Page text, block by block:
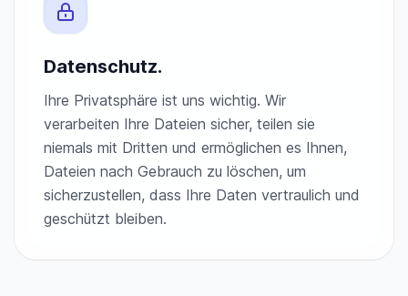
Datenschutz.
Ihre Privatsphäre ist uns wichtig. Wir
verarbeiten Ihre Dateien sicher, teilen sie
niemals mit Dritten und ermöglichen es Ihnen,
Dateien nach Gebrauch zu löschen, um
sicherzustellen, dass Ihre Daten vertraulich und
geschützt bleiben.